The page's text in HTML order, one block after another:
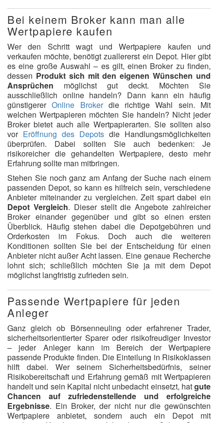
Bei keinem Broker kann man alle
Wertpapiere kaufen
Wer den Schritt wagt und Wertpapiere kaufen und
verkaufen möchte, benötigt zuallererst ein Depot. Hier gibt
es eine große Auswahl – es gilt, einen Broker zu finden,
dessen Produkt sich mit den eigenen Wünschen und
Ansprüchen möglichst gut deckt. Möchten Sie
ausschließlich online handeln? Dann kann ein häufig
günstigererOnline Brokerdie richtige Wahl sein. Mit
welchen Wertpapieren möchten Sie handeln? Nicht jeder
Broker bietet auch alle Wertpapierarten. Sie sollten also
vor Eröffnung des Depots die Handlungsmöglichkeiten
überprüfen. Dabei sollten Sie auch bedenken: Je
risikoreicher die gehandelten Wertpapiere, desto mehr
Erfahrung sollte man mitbringen.
Stehen Sie noch ganz am Anfang der Suche nach einem
passenden Depot, so kann es hilfreich sein, verschiedene
Anbieter miteinander zu vergleichen. Zeit spart dabei ein
Depot Vergleich. Dieser stellt die Angebote zahlreicher
Broker einander gegenüber und gibt so einen ersten
Überblick. Häufig stehen dabei die Depotgebühren und
Orderkosten im Fokus. Doch auch die weiteren
Konditionen sollten Sie bei der Entscheidung für einen
Anbieter nicht außer Acht lassen. Eine genaue Recherche
lohnt sich; schließlich möchten Sie ja mit dem Depot
möglichst langfristig zufrieden sein.
Passende Wertpapiere für jeden
Anleger
Ganz gleich ob Börsenneuling oder erfahrener Trader,
sicherheitsorientierter Sparer oder risikofreudiger Investor
– jeder Anleger kann im Bereich der Wertpapiere
passende Produkte finden. Die Einteilung in Risikoklassen
hilft dabei. Wer seinem Sicherheitsbedürfnis, seiner
Risikobereitschaft und Erfahrung gemäß mit Wertpapieren
handelt und sein Kapital nicht unbedacht einsetzt, hatgute
Chancen auf zufriedenstellende und erfolgreiche
Ergebnisse. Ein Broker, der nicht nur die gewünschten
Wertpapiere anbietet, sondern auch ein Depot mit